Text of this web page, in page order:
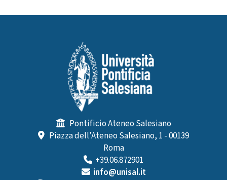
Pontificio Ateneo Salesiano
Piazza dell’Ateneo Salesiano, 1 - 00139
Roma
+39.06.872901
info@unisal.it